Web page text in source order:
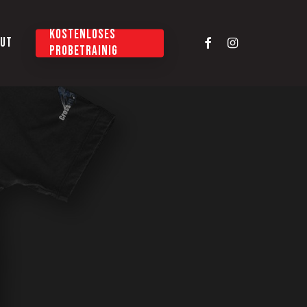
KOSTENLOSES
PROBETRAINIG
FACEBOOKINSTAGRAM